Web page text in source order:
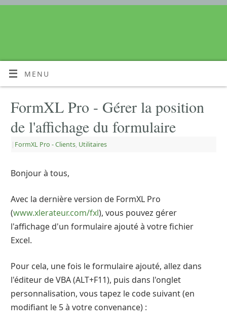
MENU
FormXL Pro - Gérer la position
de l'affichage du formulaire
| FormXL Pro - Clients, Utilitaires
Bonjour à tous,
Avec la dernière version de FormXL Pro
(www.xlerateur.com/fxl), vous pouvez gérer
l'affichage d'un formulaire ajouté à votre fichier
Excel.
Pour cela, une fois le formulaire ajouté, allez dans
l'éditeur de VBA (ALT+F11), puis dans l'onglet
personnalisation, vous tapez le code suivant (en
modifiant le 5 à votre convenance) :